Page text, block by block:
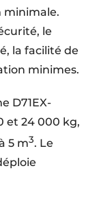
minimale.
le
la facilité de
minimes.
D71EX-
et 24 000 kg,
5 m3. Le